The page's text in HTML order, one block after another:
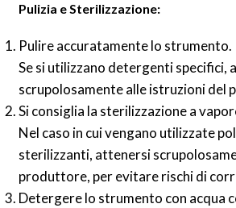
Pulizia e Sterilizzazione:
Pulire accuratamente lo strumento.
Se si utilizzano detergenti specifici,
scrupolosamente alle istruzioni del
Si consiglia la sterilizzazione a
Nel caso in cui vengano utilizzate
sterilizzanti, attenersi
produttore, per evitare rischi di
Detergere lo strumento con acqua